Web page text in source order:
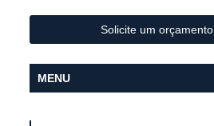
Conformação para Tubo
de Metal
Conformação
Solicite um orçamento
MENU